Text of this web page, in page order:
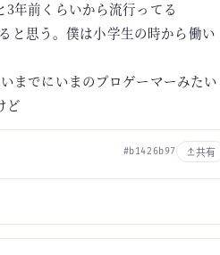
年前くらいから流行ってる
と思う。僕は小学生の時から働い
までにいまのプロゲーマーみたい
ど
#b1426b97 共有